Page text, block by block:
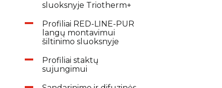
sluoksnyje Triotherm+
Profiliai RED-LINE-PUR
langų montavimui
šiltinimo sluoksnyje
Profiliai staktų
sujungimui